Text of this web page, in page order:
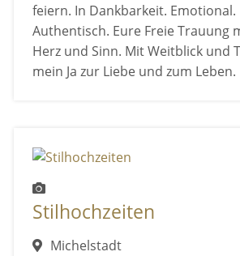
feiern. In Dankbarkeit. Emotional.
Authentisch. Eure Freie Trauung
Herz und Sinn. Mit Weitblick und
mein Ja zur Liebe und zum Leben.
Stilhochzeiten
Michelstadt